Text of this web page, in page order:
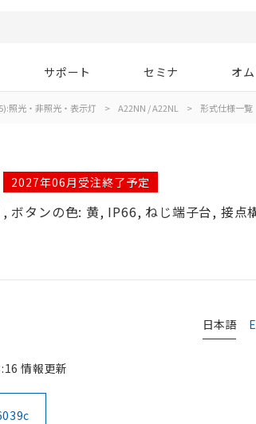
サポート セミナ オ
照光・非照光・表示灯 > A22NN / A22NL > 形式仕様一覧
2027年06月受注終了予定
タンの色: 黄, IP66, ねじ端子台, 接
日本語
情報更新